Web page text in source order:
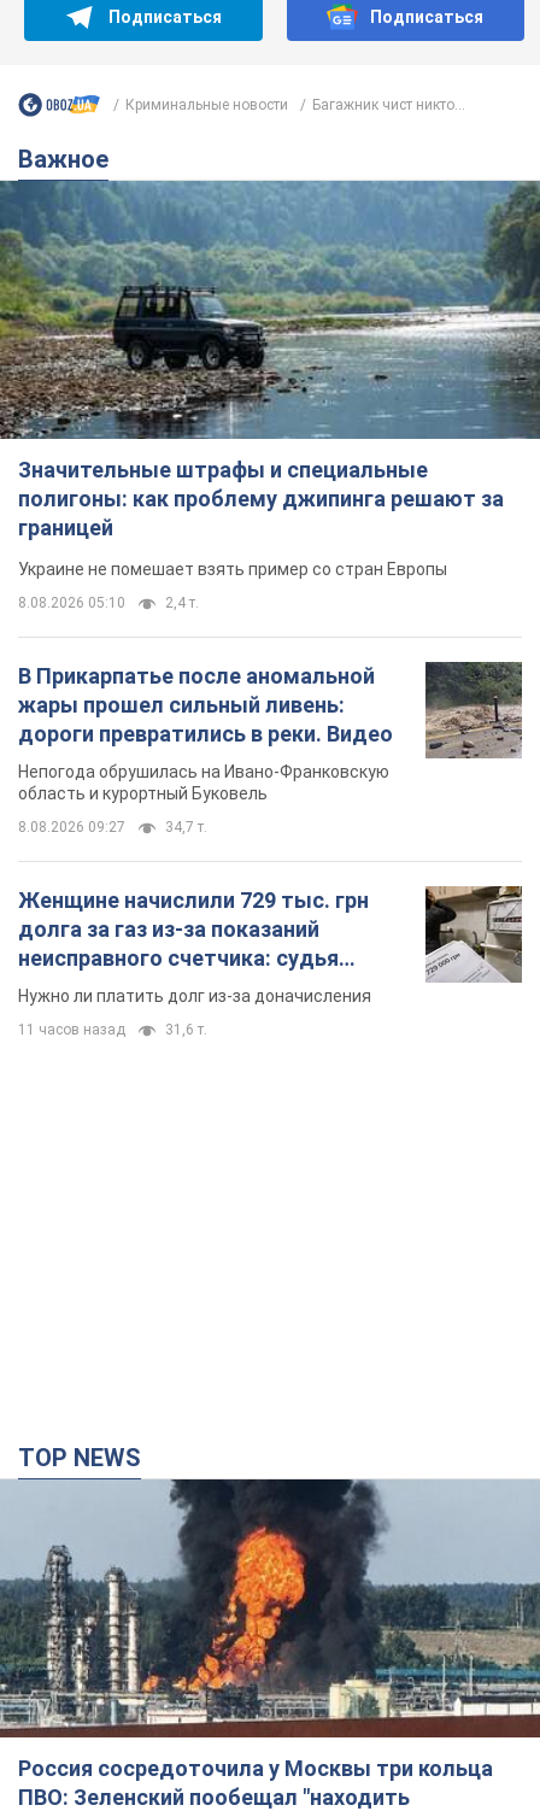
Подписаться Подписаться
Криминальные новости Багажник чист никто...
Важное
Значительные штрафы и специальные
полигоны: как проблему джипинга решают за
границей
Украине не помешает взять пример со стран Европы
8.08.2026 05:10 2,4 т.
В Прикарпатье после аномальной
жары прошел сильный ливень:
дороги превратились в реки. Видео
Непогода обрушилась на Ивано-Франковскую
область и курортный Буковель
8.08.2026 09:27 34,7 т.
Женщине начислили 729 тыс. грн
долга за газ из-за показаний
неисправного счетчика: судья
вынес неожиданное решение
Нужно ли платить долг из-за доначисления
11 часов назад 31,6 т.
TOP NEWS
Россия сосредоточила у Москвы три кольца
ПВО: Зеленский пообещал "находить